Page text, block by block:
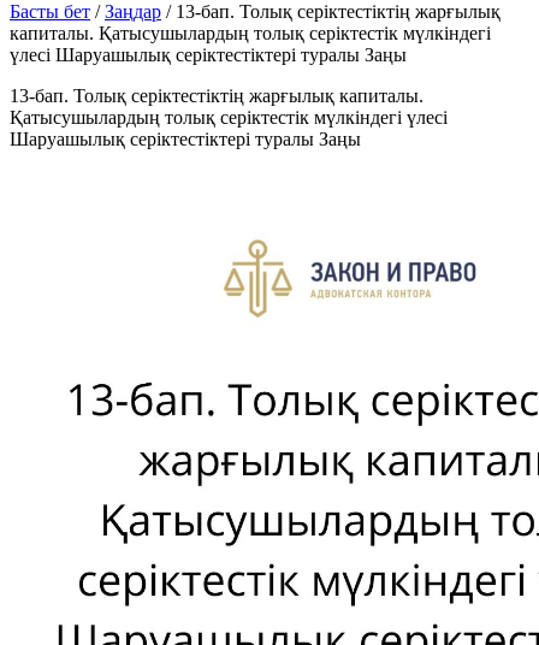
Басты бет /Заңдар / 13-бап. Толық серiктестiктiң жарғылық
капиталы. Қатысушылардың толық серiктестiк мүлкiндегi
үлесi Шаруашылық серіктестіктері туралы Заңы
13-бап. Толық серiктестiктiң жарғылық капиталы.
Қатысушылардың толық серiктестiк мүлкiндегi үлесi
Шаруашылық серіктестіктері туралы Заңы